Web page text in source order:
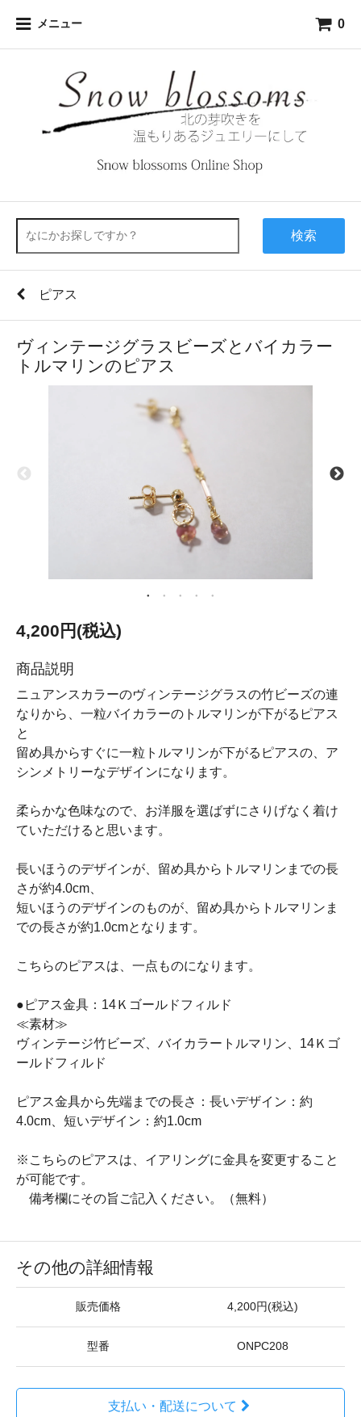
メニュー 0
検索
ピアス
ヴィンテージグラスビーズとバイカラー
トルマリンのピアス
4,200円(税込)
商品説明
ニュアンスカラーのヴィンテージグラスの竹ビーズの連
なりから、一粒バイカラーのトルマリンが下がるピアス
と
留め具からすぐに一粒トルマリンが下がるピアスの、ア
シンメトリーなデザインになります。
柔らかな色味なので、お洋服を選ばずにさりげなく着け
ていただけると思います。
長いほうのデザインが、留め具からトルマリンまでの長
さが約4.0cm、
短いほうのデザインのものが、留め具からトルマリンま
での長さが約1.0cmとなります。
こちらのピアスは、一点ものになります。
●ピアス金具：14Ｋゴールドフィルド
≪素材≫
ヴィンテージ竹ビーズ、バイカラートルマリン、14Ｋゴ
ールドフィルド
ピアス金具から先端までの長さ：長いデザイン：約
4.0cm、短いデザイン：約1.0cm
※こちらのピアスは、イアリングに金具を変更すること
が可能です。
備考欄にその旨ご記入ください。（無料）
その他の詳細情報
販売価格 4,200円(税込)
型番 ONPC208
支払い・配送について